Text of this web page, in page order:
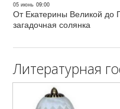
05 июнь 09:00
От Екатерины Великой до
загадочная солянка
Литературная